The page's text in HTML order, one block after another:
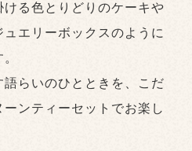
る色とりどりのケーキや
エリーボックスのように
らいのひとときを、こだ
ンティーセットでお楽し